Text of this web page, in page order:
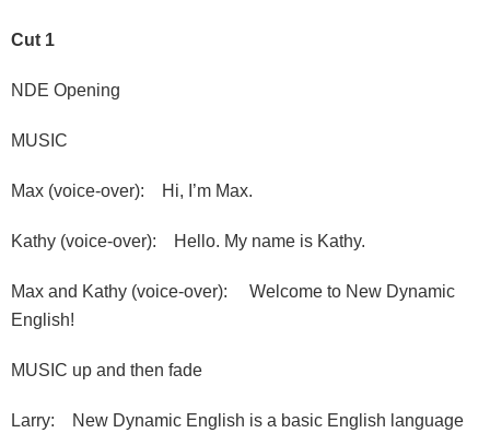
Cut 1
NDE Opening
MUSIC
Max (voice-over): Hi, I’m Max.
Kathy (voice-over): Hello. My name is Kathy.
Max and Kathy (voice-over): Welcome to New Dynamic
English!
MUSIC up and then fade
Larry: New Dynamic English is a basic English language